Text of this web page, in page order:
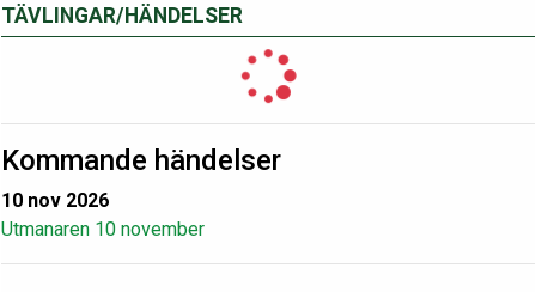
TÄVLINGAR/HÄNDELSER
Kommande händelser
10 nov 2026
Utmanaren 10 november